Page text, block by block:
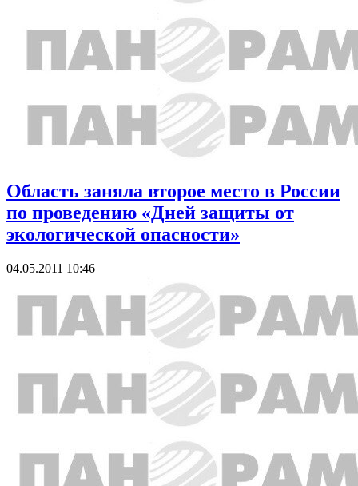
Область заняла второе место в России
по проведению «Дней защиты от
экологической опасности»
04.05.2011 10:46